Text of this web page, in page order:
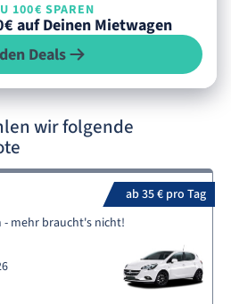
100€ SPAREN
auf Deinen Mietwagen
Deals
wir folgende
ab 35 € pro Tag
- mehr braucht's nicht!